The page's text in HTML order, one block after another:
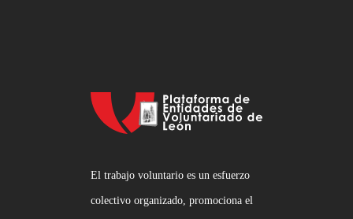
El trabajo voluntario es un esfuerzo
colectivo organizado, promociona el